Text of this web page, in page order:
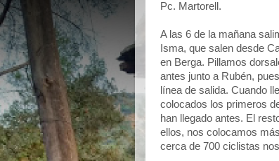
Pc. Martorell.
A las 6 de la mañana
Isma, que salen desde
en Berga. Pillamos
antes junto a Rubén,
línea de salida. Cuando
colocados los primeros
han llegado antes. El
ellos, nos colocamos
cerca de 700 ciclistas